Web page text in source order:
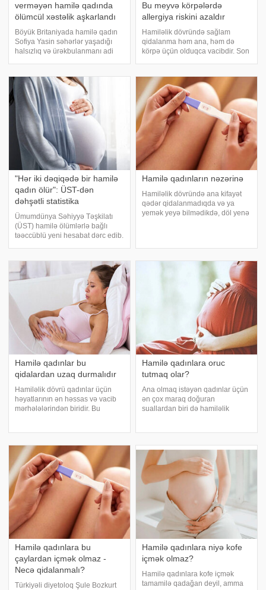
verməyən hamilə qadında
ölümcül xəstəlik aşkarlandı
Böyük Britaniyada hamilə qadın
Sofiya Yasin səhərlər yaşadığı
halsızlıq və ürəkbulanmanı adi
məlum olub. xəbər verir ki, onun
hekayəsini People dərc edib. 29
yaşlı Yasi
Bu meyvə körpələrdə
allergiya riskini azaldır
Hamiləlik dövründə sağlam
qidalanma həm ana, həm də
körpə üçün olduqca vacibdir. Son
gələcəkdə körpələrdə allergik
reaksiyaların qarşısını ala bilər.
Bu meyvələrdən bir
"Hər iki dəqiqədə bir hamilə
qadın ölür": ÜST-dən
dəhşətli statistika
Ümumdünya Səhiyyə Təşkilatı
(ÜST) hamilə ölümlərlə bağlı
təəccüblü yeni hesabat dərc edib.
göstərilmədiyi üçün hər iki
dəqiqədən bir qadın ölür. 2023-
cü ild
Hamilə qadınların nəzərinə
Hamiləlik dövründə ana kifayət
qədər qidalanmadıqda və ya
yemək yeyə bilmədikdə, döl yenə
minerallar və enerji ehtiyatlar
Hamilə qadınlar bu
qidalardan uzaq durmalıdır
Hamiləlik dövrü qadınlar üçün
həyatlarının ən həssas və vacib
mərhələlərindən biridir. Bu
və ya əlavə məhsulun qəbul
edilməsind
Hamilə qadınlara oruc
tutmaq olar?
Ana olmaq istəyən qadınlar üçün
ən çox maraq doğuran
suallardan biri də hamiləlik
Nur Dokuzeylül Güngör hamiləlik
dövründə oru
Hamilə qadınlara bu
çaylardan içmək olmaz -
Necə qidalanmalı?
Türkiyəli diyetoloq Şule Bozkurt
Hamilə qadınlara niyə kofe
içmək olmaz?
Hamilə qadınlara kofe içmək
tamamilə qadağan deyil, amma